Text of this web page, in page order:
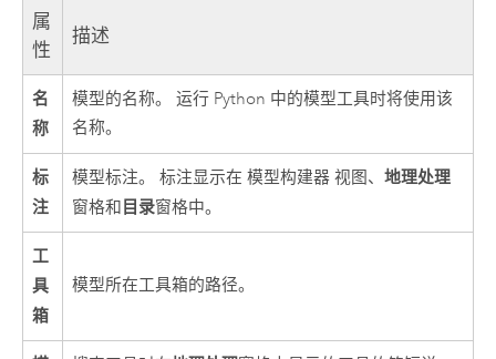
属
性
描述
名
称
模型的名称。 运行 Python 中的模型工具时将使用该
名称。
标
注
模型标注。 标注显示在模型构建器 视图、地理处理
窗格和 目录窗格中。
工
具
箱
模型所在工具箱的路径。